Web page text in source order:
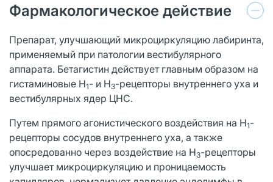
Фармакологическое действие
Препарат, улучшающий микроциркуляцию лабиринта,
применяемый при патологии вестибулярного
аппарата. Бетагистин действует главным образом на
гистаминовые Н1- и Н3-рецепторы внутреннего уха и
вестибулярных ядер ЦНС.
Путем прямого агонистического воздействия на H1-
рецепторы сосудов внутреннего уха, а также
опосредованно через воздействие на Н3-рецепторы
улучшает микроциркуляцию и проницаемость